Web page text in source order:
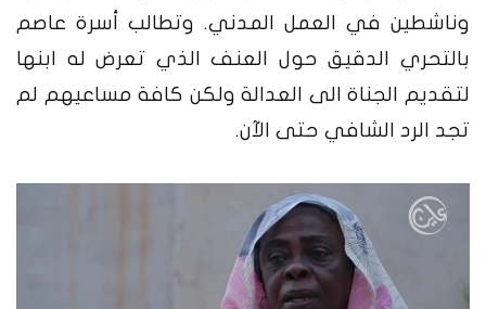
وناشطين في العمل المدني. وتطالب أسرة عاصم
بالتحري الدقيق حول العنف الذي تعرض له ابنها
لتقديم الجناة الى العدالة ولكن كافة مساعيهم لم
تجد الرد الشافي حتى الآن.